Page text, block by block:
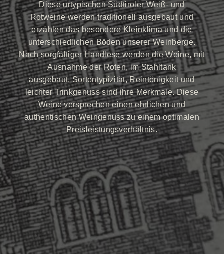
Diese urtypischen Südtiroler Weiß- und
Rotweine werden traditionell ausgebaut und
erzählen das besondere Kleinklima und die
unterschiedlichen Böden unserer Weinberge.
Nach sorgfältiger Handlese werden die Weine, mit
Ausnahme der Roten, im Stahltank
ausgebaut. Sortentypizität, Reintönigkeit und
leichter Trinkgenuss sind ihre Merkmale. Diese
Weine versprechen einen ehrlichen und
authentischen Weingenuss zu einem optimalen
Preisleistungsverhältnis.